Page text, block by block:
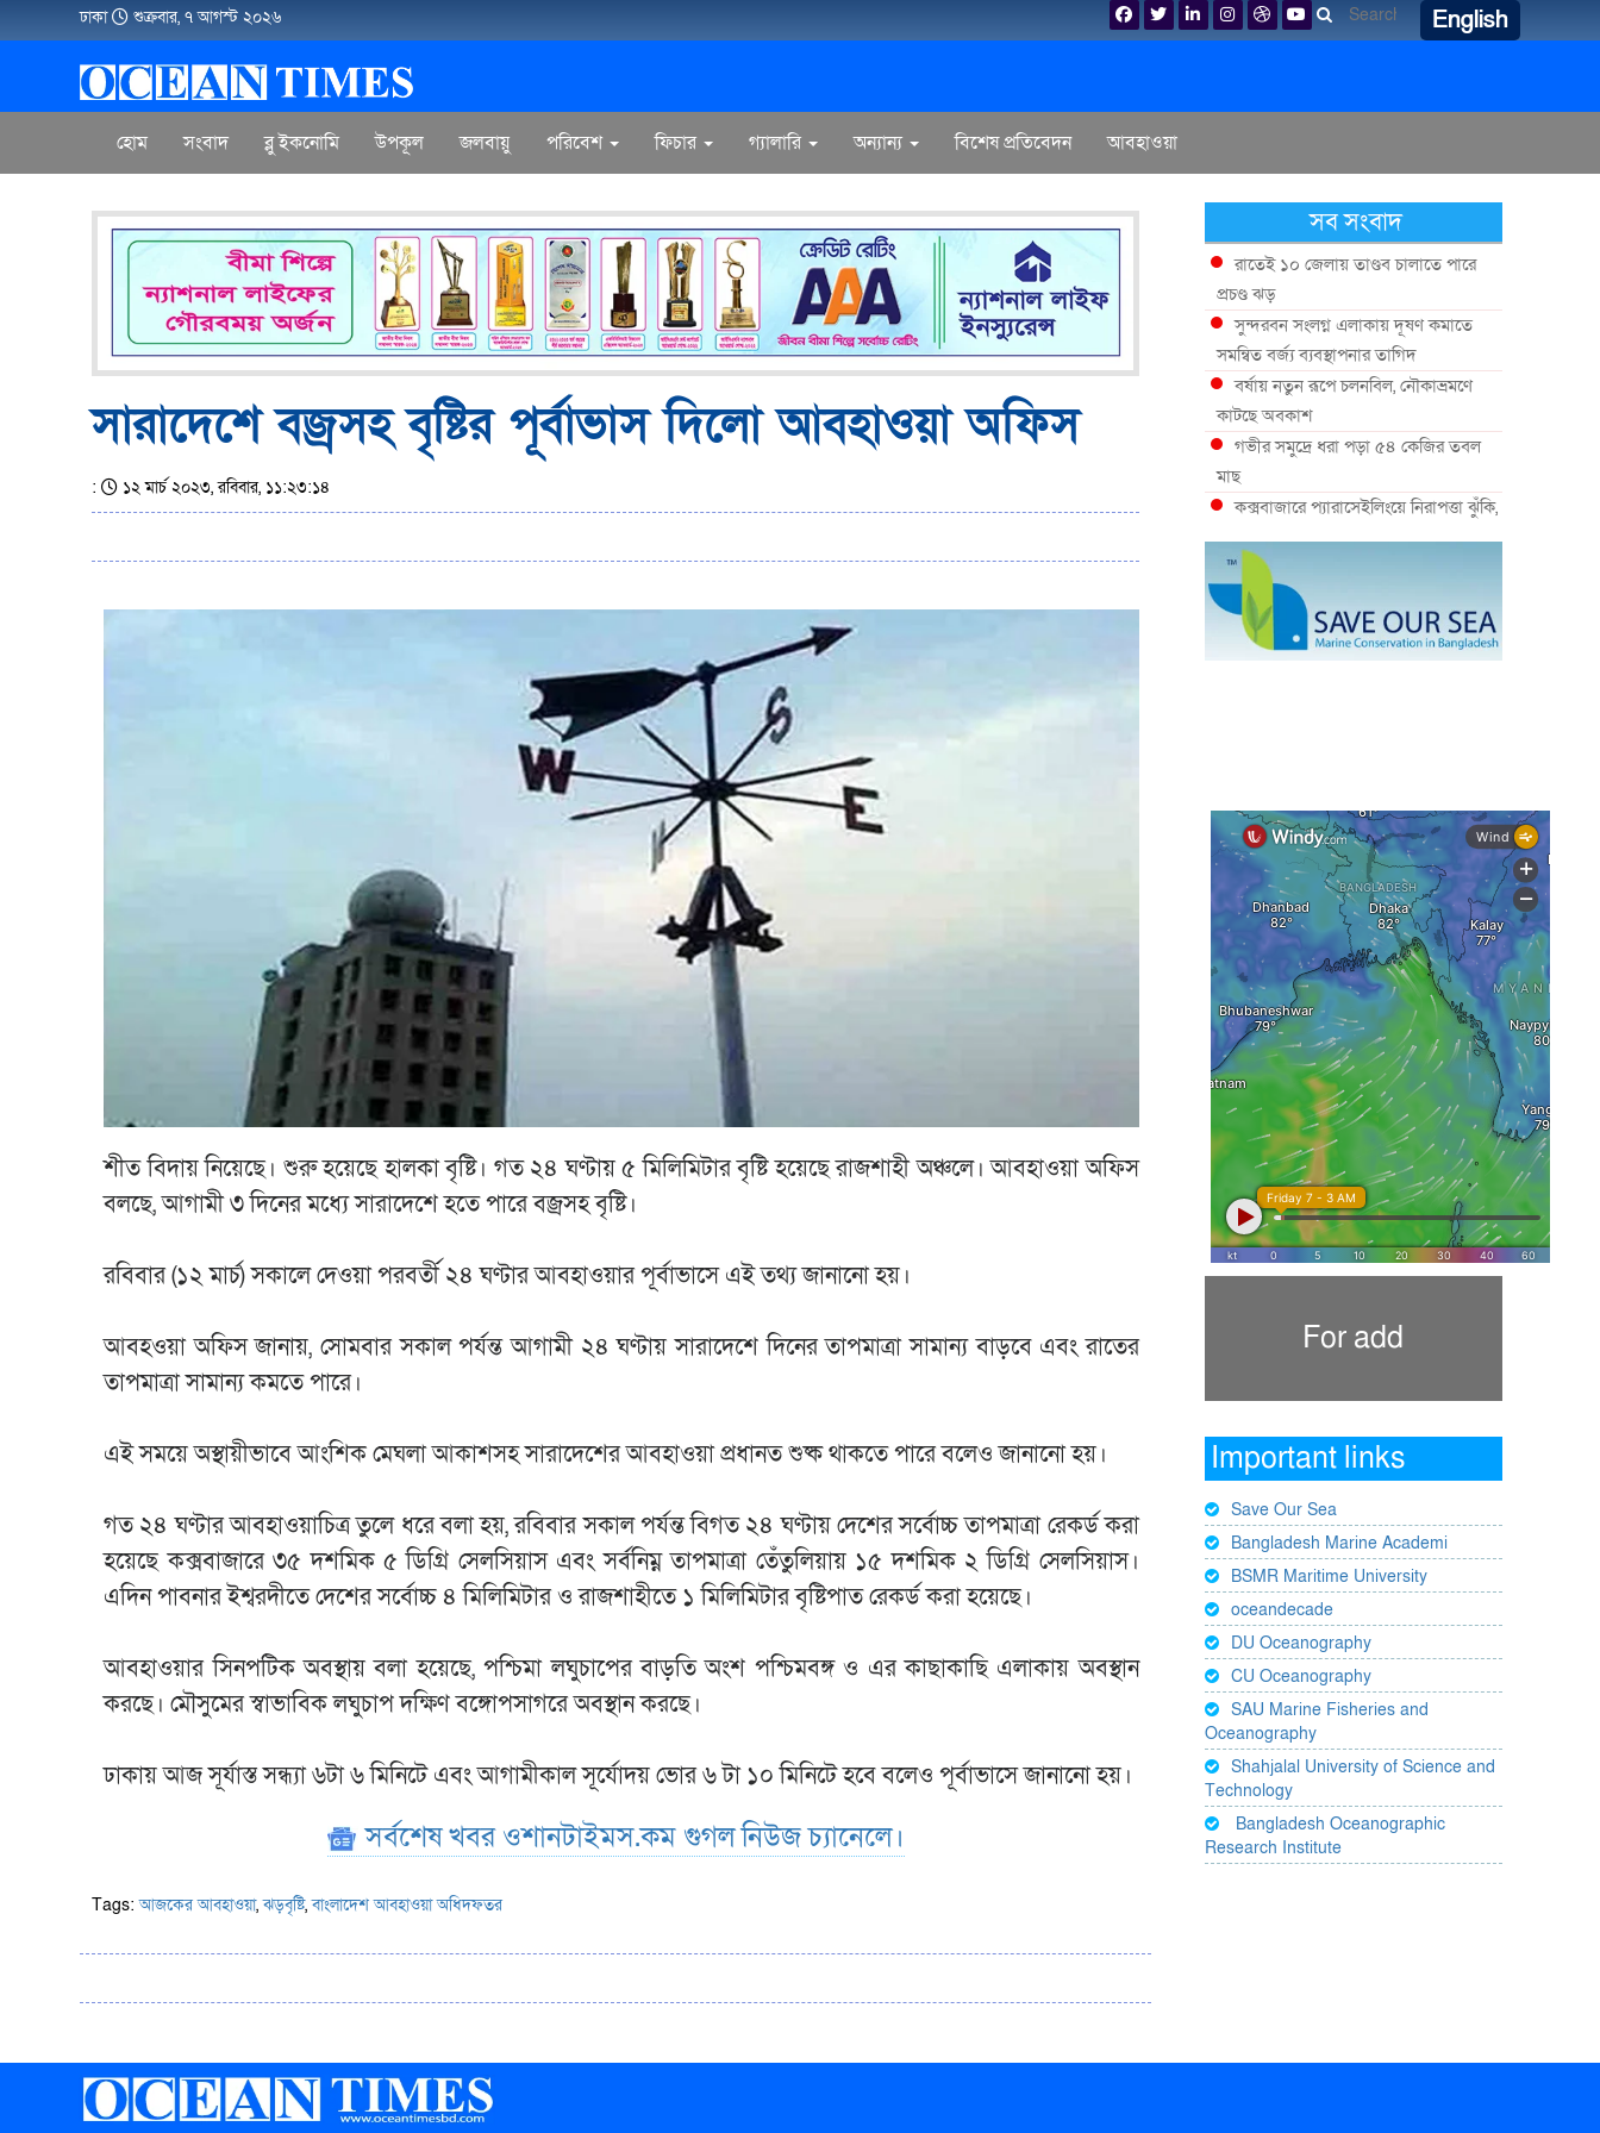
ঢাকা শুক্রবার, ৭ আগস্ট ২০২৬ English
হোম সংবাদ ব্লু ইকনোমি উপকূল জলবায়ু পরিবেশ ফিচার গ্যালারি অন্যান্য বিশেষ প্রতিবেদন আবহাওয়া
সারাদেশে বজ্রসহ বৃষ্টির পূর্বাভাস দিলো আবহাওয়া অফিস
: ১২ মার্চ ২০২৩, রবিবার, ১১:২৩:১৪
শীত বিদায় নিয়েছে। শুরু হয়েছে হালকা বৃষ্টি। গত ২৪ ঘণ্টায় ৫ মিলিমিটার বৃষ্টি হয়েছে রাজশাহী অঞ্চলে। আবহাওয়া অফিস
বলছে, আগামী ৩ দিনের মধ্যে সারাদেশে হতে পারে বজ্রসহ বৃষ্টি।
রবিবার (১২ মার্চ) সকালে দেওয়া পরবর্তী ২৪ ঘণ্টার আবহাওয়ার পূর্বাভাসে এই তথ্য জানানো হয়।
আবহওয়া অফিস জানায়, সোমবার সকাল পর্যন্ত আগামী ২৪ ঘণ্টায় সারাদেশে দিনের তাপমাত্রা সামান্য বাড়বে এবং রাতের
তাপমাত্রা সামান্য কমতে পারে।
এই সময়ে অস্থায়ীভাবে আংশিক মেঘলা আকাশসহ সারাদেশের আবহাওয়া প্রধানত শুষ্ক থাকতে পারে বলেও জানানো হয়।
গত ২৪ ঘণ্টার আবহাওয়াচিত্র তুলে ধরে বলা হয়, রবিবার সকাল পর্যন্ত বিগত ২৪ ঘণ্টায় দেশের সর্বোচ্চ তাপমাত্রা রেকর্ড করা
হয়েছে কক্সবাজারে ৩৫ দশমিক ৫ ডিগ্রি সেলসিয়াস এবং সর্বনিম্ন তাপমাত্রা তেঁতুলিয়ায় ১৫ দশমিক ২ ডিগ্রি সেলসিয়াস।
এদিন পাবনার ইশ্বরদীতে দেশের সর্বোচ্চ ৪ মিলিমিটার ও রাজশাহীতে ১ মিলিমিটার বৃষ্টিপাত রেকর্ড করা হয়েছে।
আবহাওয়ার সিনপটিক অবস্থায় বলা হয়েছে, পশ্চিমা লঘুচাপের বাড়তি অংশ পশ্চিমবঙ্গ ও এর কাছাকাছি এলাকায় অবস্থান
করছে। মৌসুমের স্বাভাবিক লঘুচাপ দক্ষিণ বঙ্গোপসাগরে অবস্থান করছে।
ঢাকায় আজ সূর্যাস্ত সন্ধ্যা ৬টা ৬ মিনিটে এবং আগামীকাল সূর্যোদয় ভোর ৬ টা ১০ মিনিটে হবে বলেও পূর্বাভাসে জানানো হয়।
সর্বশেষ খবর ওশানটাইমস.কম গুগল নিউজ চ্যানেলে।
Tags:আজকের আবহাওয়া,ঝড়বৃষ্টি,বাংলাদেশ আবহাওয়া অধিদফতর
সব সংবাদ
রাতেই ১০ জেলায় তাণ্ডব চালাতে পারে
প্রচণ্ড ঝড়
সুন্দরবন সংলগ্ন এলাকায় দূষণ কমাতে
সমন্বিত বর্জ্য ব্যবস্থাপনার তাগিদ
বর্ষায় নতুন রূপে চলনবিল, নৌকাভ্রমণে
কাটছে অবকাশ
গভীর সমুদ্রে ধরা পড়া ৫৪ কেজির তবল
মাছ
কক্সবাজারে প্যারাসেইলিংয়ে নিরাপত্তা ঝুঁকি,
নেই স্থায়ী পদক্ষেপ
১৩ জেলায় ঝোড়ো হাওয়া-বজ্রবৃষ্টির শঙ্কা,
নদীবন্দরে ১ নম্বর সতর্কসংকেত
দেশের ৫ জেলায় বন্যার শঙ্কা
দেশের বিভিন্ন অঞ্চলে বজ্রবৃষ্টির আভাস,
For add
Important links
Save Our Sea
Bangladesh Marine Academi
BSMR Maritime University
oceandecade
DU Oceanography
CU Oceanography
SAU Marine Fisheries and
Oceanography
Shahjalal University of Science and
Technology
Bangladesh Oceanographic
Research Institute